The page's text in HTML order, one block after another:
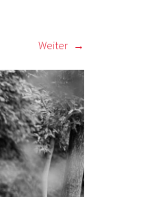
Weiter